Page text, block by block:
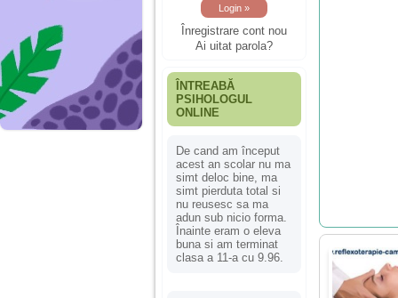
Înregistrare cont nou
Ai uitat parola?
ÎNTREABĂ
PSIHOLOGUL
ONLINE
De cand am început
acest an scolar nu ma
simt deloc bine, ma
simt pierduta total si
nu reusesc sa ma
adun sub nicio forma.
Înainte eram o eleva
buna si am terminat
clasa a 11-a cu 9.96.